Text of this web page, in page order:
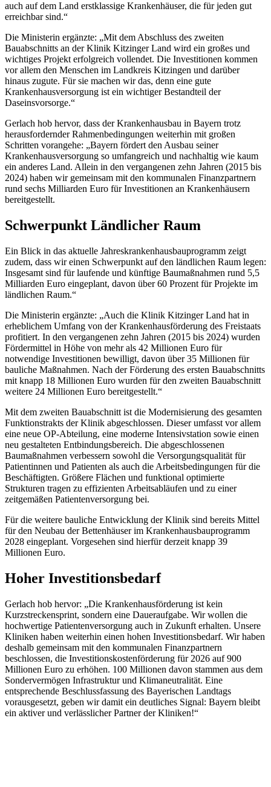
auch auf dem Land erstklassige Krankenhäuser, die für jeden gut
erreichbar sind.“
Die Ministerin ergänzte: „Mit dem Abschluss des zweiten
Bauabschnitts an der Klinik Kitzinger Land wird ein großes und
wichtiges Projekt erfolgreich vollendet. Die Investitionen kommen
vor allem den Menschen im Landkreis Kitzingen und darüber
hinaus zugute. Für sie machen wir das, denn eine gute
Krankenhausversorgung ist ein wichtiger Bestandteil der
Daseinsvorsorge.“
Gerlach hob hervor, dass der Krankenhausbau in Bayern trotz
herausfordernder Rahmenbedingungen weiterhin mit großen
Schritten vorangehe: „Bayern fördert den Ausbau seiner
Krankenhausversorgung so umfangreich und nachhaltig wie kaum
ein anderes Land. Allein in den vergangenen zehn Jahren (2015 bis
2024) haben wir gemeinsam mit den kommunalen Finanzpartnern
rund sechs Milliarden Euro für Investitionen an Krankenhäusern
bereitgestellt.
Schwerpunkt Ländlicher Raum
Ein Blick in das aktuelle Jahreskrankenhausbauprogramm zeigt
zudem, dass wir einen Schwerpunkt auf den ländlichen Raum legen:
Insgesamt sind für laufende und künftige Baumaßnahmen rund 5,5
Milliarden Euro eingeplant, davon über 60 Prozent für Projekte im
ländlichen Raum.“
Die Ministerin ergänzte: „Auch die Klinik Kitzinger Land hat in
erheblichem Umfang von der Krankenhausförderung des Freistaats
profitiert. In den vergangenen zehn Jahren (2015 bis 2024) wurden
Fördermittel in Höhe von mehr als 42 Millionen Euro für
notwendige Investitionen bewilligt, davon über 35 Millionen für
bauliche Maßnahmen. Nach der Förderung des ersten Bauabschnitts
mit knapp 18 Millionen Euro wurden für den zweiten Bauabschnitt
weitere 24 Millionen Euro bereitgestellt.“
Mit dem zweiten Bauabschnitt ist die Modernisierung des gesamten
Funktionstrakts der Klinik abgeschlossen. Dieser umfasst vor allem
eine neue OP-Abteilung, eine moderne Intensivstation sowie einen
neu gestalteten Entbindungsbereich. Die abgeschlossenen
Baumaßnahmen verbessern sowohl die Versorgungsqualität für
Patientinnen und Patienten als auch die Arbeitsbedingungen für die
Beschäftigten. Größere Flächen und funktional optimierte
Strukturen tragen zu effizienten Arbeitsabläufen und zu einer
zeitgemäßen Patientenversorgung bei.
Für die weitere bauliche Entwicklung der Klinik sind bereits Mittel
für den Neubau der Bettenhäuser im Krankenhausbauprogramm
2028 eingeplant. Vorgesehen sind hierfür derzeit knapp 39
Millionen Euro.
Hoher Investitionsbedarf
Gerlach hob hervor: „Die Krankenhausförderung ist kein
Kurzstreckensprint, sondern eine Daueraufgabe. Wir wollen die
hochwertige Patientenversorgung auch in Zukunft erhalten. Unsere
Kliniken haben weiterhin einen hohen Investitionsbedarf. Wir haben
deshalb gemeinsam mit den kommunalen Finanzpartnern
beschlossen, die Investitionskostenförderung für 2026 auf 900
Millionen Euro zu erhöhen. 100 Millionen davon stammen aus dem
Sondervermögen Infrastruktur und Klimaneutralität. Eine
entsprechende Beschlussfassung des Bayerischen Landtags
vorausgesetzt, geben wir damit ein deutliches Signal: Bayern bleibt
ein aktiver und verlässlicher Partner der Kliniken!“